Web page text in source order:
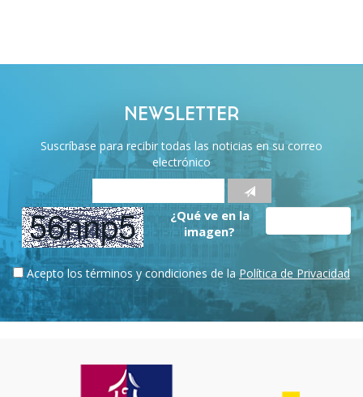
NEWSLETTER
Suscríbase para recibir todas las noticias en su correo
electrónico
¿Qué ve en la
imagen?
Acepto los términos y condiciones de la Política de Privacidad